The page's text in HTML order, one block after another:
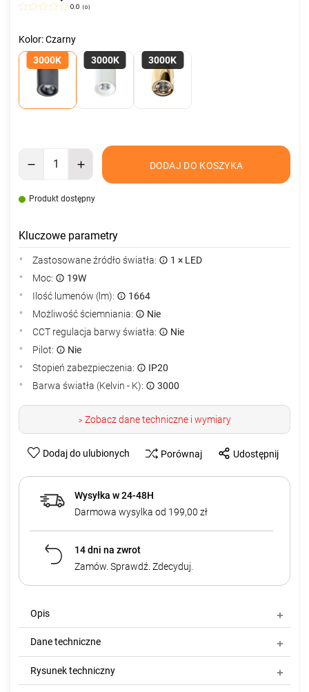
0.0 (0)
Kolor: Czarny
3000K
3000K 3000K
DODAJ DO KOSZYKA
Produkt dostępny
Kluczowe parametry
Zastosowane źródło światła:
1 × LED
Moc:
19W
Ilość lumenów (lm):
1664
Możliwość ściemniania:
Nie
CCT regulacja barwy światła:
Nie
Pilot:
Nie
Stopień zabezpieczenia:
IP20
Barwa światła (Kelvin - K):
3000
>Zobacz dane techniczne i wymiary
Dodaj do ulubionych Porównaj Udostępnij
Wysyłka w 24-48H
Darmowa wysylka od 199,00 zł
14 dni na zwrot
Zamów. Sprawdź. Zdecyduj.
Opis
Dane techniczne
Rysunek techniczny